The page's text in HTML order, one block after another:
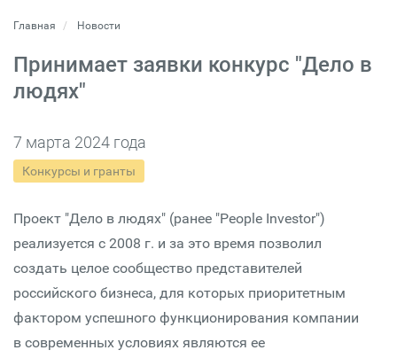
Главная Новости
Принимает заявки конкурс "Дело в
людях"
7 марта 2024 года
Конкурсы и гранты
Проект "Дело в людях" (ранее "People Investor")
реализуется с 2008 г. и за это время позволил
создать целое сообщество представителей
российского бизнеса, для которых приоритетным
фактором успешного функционирования компании
в современных условиях являются ее